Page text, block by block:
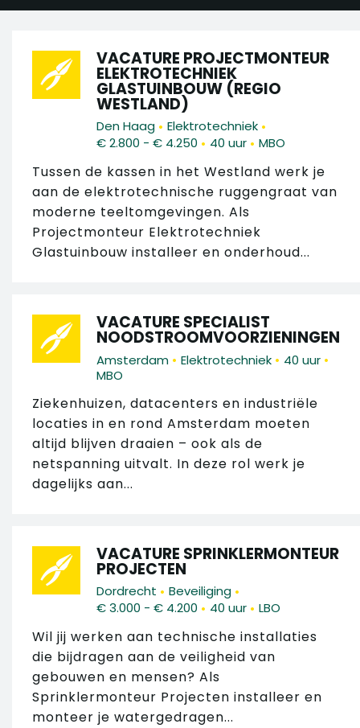
VACATURE PROJECTMONTEUR
ELEKTROTECHNIEK
GLASTUINBOUW (REGIO
WESTLAND)
Den Haag • Elektrotechniek •
€ 2.800 - € 4.250 • 40 uur • MBO
Tussen de kassen in het Westland werk je
aan de elektrotechnische ruggengraat van
moderne teeltomgevingen. Als
Projectmonteur Elektrotechniek
Glastuinbouw installeer en onderhoud...
VACATURE SPECIALIST
NOODSTROOMVOORZIENINGEN
Amsterdam • Elektrotechniek • 40 uur •
MBO
Ziekenhuizen, datacenters en industriële
locaties in en rond Amsterdam moeten
altijd blijven draaien – ook als de
netspanning uitvalt. In deze rol werk je
dagelijks aan...
VACATURE SPRINKLERMONTEUR
PROJECTEN
Dordrecht • Beveiliging •
€ 3.000 - € 4.200 • 40 uur • LBO
Wil jij werken aan technische installaties
die bijdragen aan de veiligheid van
gebouwen en mensen? Als
Sprinklermonteur Projecten installeer en
monteer je watergedragen...